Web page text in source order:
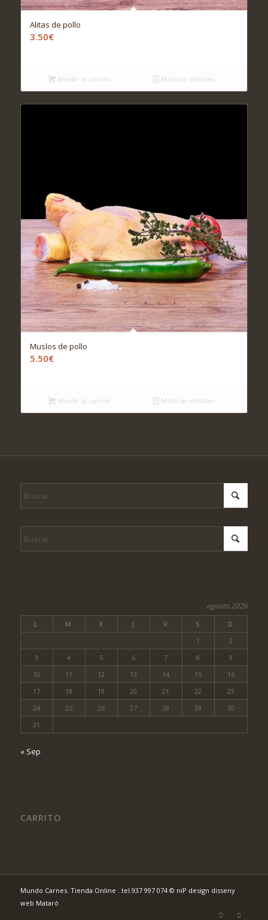
Alitas de pollo
3.50€
Añadir al carrito Mostrar detalles
Muslos de pollo
5.50€
Añadir al carrito Mostrar detalles
agosto 2026
L M X J V S
D
1
2
3
4 5 6 7 8
9
10
11 12 13 14 15
16
17
18 19 20 21 22
23
24
25 26 27 28 29
30
31
« Sep
CARRITO
Mundo Carnes. Tienda Online . tel.937 997 074© niP design disseny
web Mataró